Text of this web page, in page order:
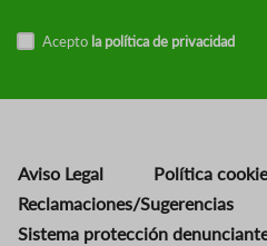
Acepto la política de privacidad
Aviso Legal Política
Reclamaciones/Sugerencias
Sistema protección